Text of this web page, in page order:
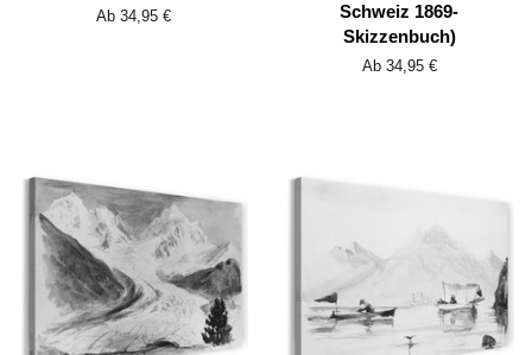
Ab 34,95 €
Schweiz 1869-
Skizzenbuch)
Ab 34,95 €